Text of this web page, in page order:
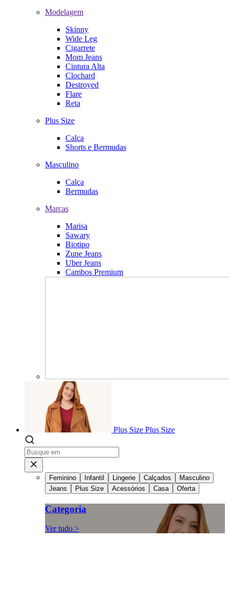
Modelagem
Skinny
Wide Leg
Cigarrete
Mom Jeans
Cintura Alta
Clochard
Destroyed
Flare
Reta
Plus Size
Calça
Shorts e Bermudas
Masculino
Calça
Bermudas
Marcas
Marisa
Sawary
Biotipo
Zune Jeans
Uber Jeans
Cambos Premium
Plus Size Plus Size
Feminino Infantil Lingerie Calçados
Masculino
Jeans
Plus Size Acessórios Casa Oferta
Categoria
Ver tudo >